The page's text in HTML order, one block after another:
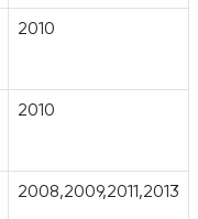
2010
2010
2008,2009,2011,2013